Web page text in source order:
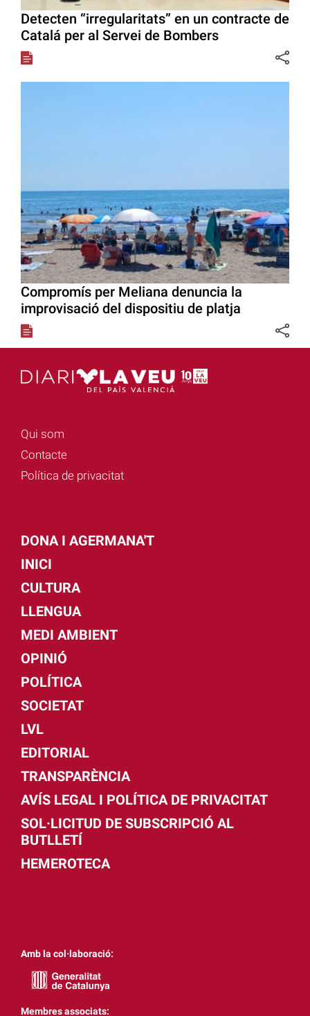
Detecten “irregularitats” en un contracte de
Catalá per al Servei de Bombers
Compromís per Meliana denuncia la
improvisació del dispositiu de platja
Qui som
Contacte
Política de privacitat
DONA I AGERMANA'T
INICI
CULTURA
LLENGUA
MEDI AMBIENT
OPINIÓ
POLÍTICA
SOCIETAT
LVL
EDITORIAL
TRANSPARÈNCIA
AVÍS LEGAL I POLÍTICA DE PRIVACITAT
SOL·LICITUD DE SUBSCRIPCIÓ AL
BUTLLETÍ
HEMEROTECA
Amb la col·laboració:
Membres associats: